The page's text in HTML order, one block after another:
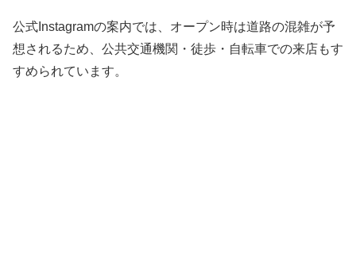
公式Instagramの案内では、オープン時は道路の混雑が予
想されるため、公共交通機関・徒歩・自転車での来店もす
すめられています。